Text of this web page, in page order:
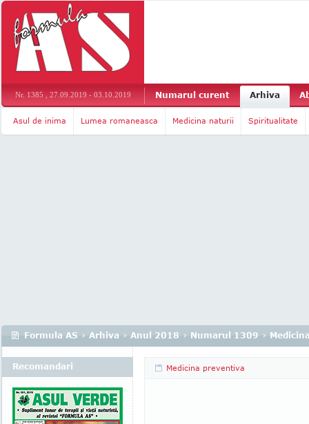
Nr. 1385 , 27.09.2019 - 03.10.2019 Numarul curent Arhiva
Asul de inima Lumea romaneasca Medicina naturii Spiritualitate
Formula AS › Arhiva › Anul 2018 › Numarul 1309 ›
Medicina preventiva
Recomandari